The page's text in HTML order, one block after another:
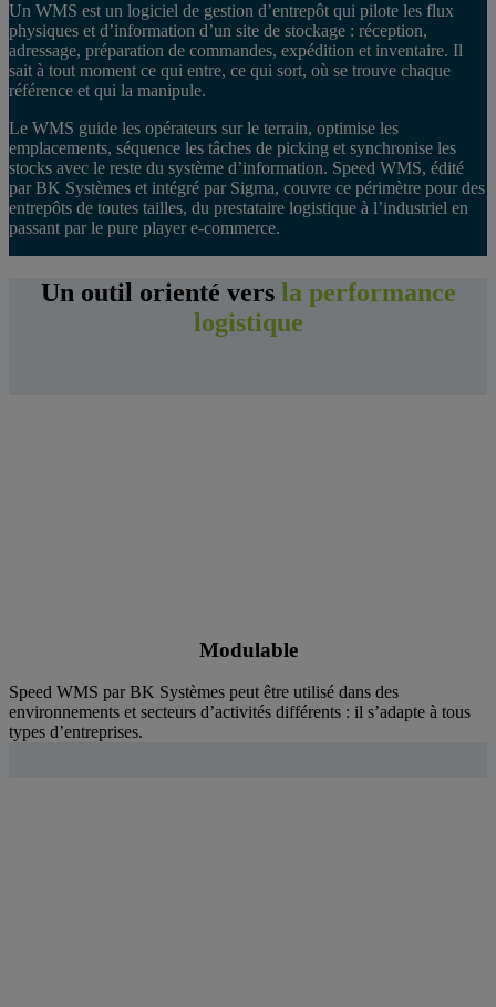
Un WMS est un logiciel de gestion d’entrepôt qui pilote les flux
physiques et d’information d’un site de stockage : réception,
adressage, préparation de commandes, expédition et inventaire. Il
sait à tout moment ce qui entre, ce qui sort, où se trouve chaque
référence et qui la manipule.
Le WMS guide les opérateurs sur le terrain, optimise les
emplacements, séquence les tâches de picking et synchronise les
stocks avec le reste du système d’information. Speed WMS, édité
par BK Systèmes et intégré par Sigma, couvre ce périmètre pour des
entrepôts de toutes tailles, du prestataire logistique à l’industriel en
passant par le pure player e-commerce.
Un outil orienté vers la performance
logistique
Modulable
Speed WMS par BK Systèmes peut être utilisé dans des
environnements et secteurs d’activités différents : il s’adapte à tous
types d’entreprises.